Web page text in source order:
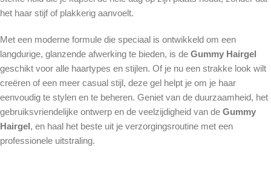
het haar stijf of plakkerig aanvoelt.
Met een moderne formule die speciaal is ontwikkeld om een
langdurige, glanzende afwerking te bieden, is de Gummy Hairgel
geschikt voor alle haartypes en stijlen. Of je nu een strakke look wilt
creëren of een meer casual stijl, deze gel helpt je om je haar
eenvoudig te stylen en te beheren. Geniet van de duurzaamheid, het
gebruiksvriendelijke ontwerp en de veelzijdigheid van de Gummy
Hairgel, en haal het beste uit je verzorgingsroutine met een
professionele uitstraling.